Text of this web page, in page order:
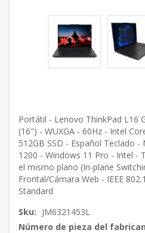
Portátil - Lenovo ThinkPad L16
(16") - WUXGA - 60Hz - Intel
512GB SSD - Español Teclado
1200 - Windows 11 Pro - Intel -
el mismo plano (In-plane
Frontal/Cámara Web - IEEE
Standard
Sku: JM6321453L
Número de pieza del